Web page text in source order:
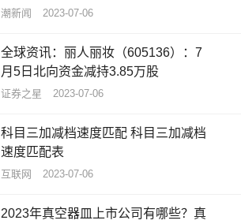
潮新闻 2023-07-06
全球资讯：丽人丽妆（605136）：7
月5日北向资金减持3.85万股
证券之星 2023-07-06
科目三加减档速度匹配 科目三加减档
速度匹配表
互联网 2023-07-06
2023年真空器皿上市公司有哪些？真